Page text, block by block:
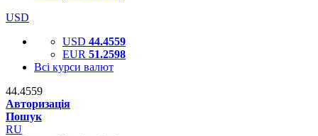
USD
USD 44.4559
EUR 51.2598
Всі курси валют
44.4559
Авторизація
Пошук
RU